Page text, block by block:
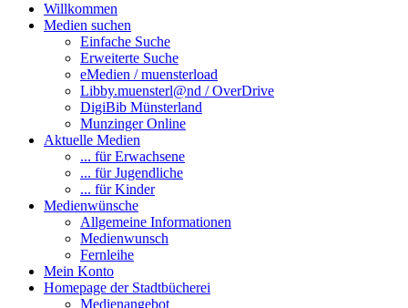
Willkommen
Medien suchen
Einfache Suche
Erweiterte Suche
eMedien / muensterload
Libby.muensterl@nd / OverDrive
DigiBib Münsterland
Munzinger Online
Aktuelle Medien
... für Erwachsene
... für Jugendliche
... für Kinder
Medienwünsche
Allgemeine Informationen
Medienwunsch
Fernleihe
Mein Konto
Homepage der Stadtbücherei
Medienangebot